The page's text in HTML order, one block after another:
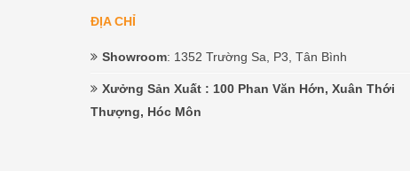
ĐỊA CHỈ
Showroom: 1352 Trường Sa, P3, Tân Bình
Xưởng Sản Xuất : 100 Phan Văn Hớn, Xuân Thới
Thượng, Hóc Môn